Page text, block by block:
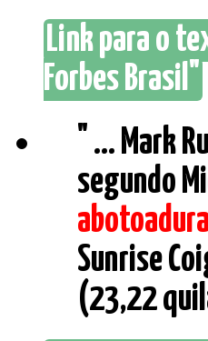
Link para o
Forbes Brasil"
" ... Mark
segundo
Sunrise
(23,22